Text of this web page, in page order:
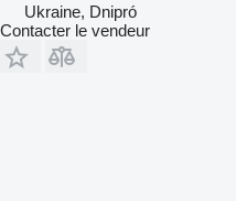
Ukraine, Dnipró
Contacter le vendeur